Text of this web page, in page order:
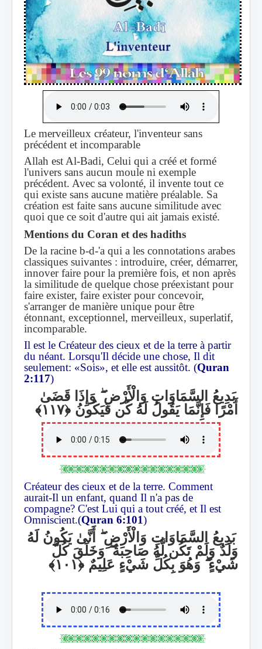
Le merveilleux créateur, l'inventeur sans
précédent et incomparable
Allah est Al-Badi, Celui qui a créé et formé
l'univers sans aucun moule ni exemple
précédent. Avec sa volonté, il invente tout ce
qui existe sans aucune matière préalable. Sa
création est faite sans aucune similitude avec
quoi que ce soit d'autre qui ait jamais existé.
Mentions du Coran et des hadiths
De la racine b-d-'a qui a les connotations arabes
classiques suivantes : introduire, créer, démarrer,
innover faire pour la première fois, et non après
la similitude de quelque chose préexistant pour
faire exister, faire exister pour concevoir,
s'arranger de manière unique pour être
étonnant, exceptionnel, merveilleux, superlatif,
incomparable.
Il est le Créateur des cieux et de la terre à partir
du néant. Lorsqu'Il décide une chose, Il dit
seulement: «Sois», et elle est aussitôt. (Quran
2:117)
بَدِيعُ السَّمَاوَاتِ وَالْأَرْضِۖ وَإِذَا قَضَىٰ
أَمْرًا فَإِنَّمَا يَقُولُ لَهُ كُن فَيَكُونُ
Créateur des cieux et de la terre. Comment
aurait-Il un enfant, quand Il n'a pas de
compagne? C'est Lui qui a tout créé, et Il est
Omniscient.(Quran 6:101)
بَدِيعُ السَّمَاوَاتِ وَالْأَرْضِۖ أَنَّىٰ يَكُونُ لَهُ
وَلَدٌ وَلَمْ تَكُن لَّهُ صَاحِبَةٌۖوَخَلَقَ كُلَّ
شَيْءٍۖ وَهُوَ بِكُلِّ شَيْءٍ عَلِيمٌ